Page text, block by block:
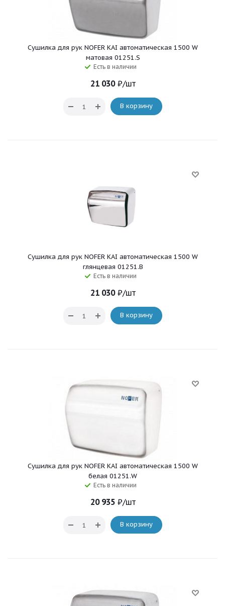
Сушилка для рук NOFER KAI автоматическая 1500 W
матовая 01251.S
Есть в наличии
21 030₽/шт
В корзину
Сушилка для рук NOFER KAI автоматическая 1500 W
глянцевая 01251.B
Есть в наличии
21 030₽/шт
В корзину
Сушилка для рук NOFER KAI автоматическая 1500 W
белая 01251.W
Есть в наличии
20 935₽/шт
В корзину